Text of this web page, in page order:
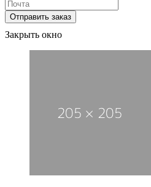
Закрыть окно